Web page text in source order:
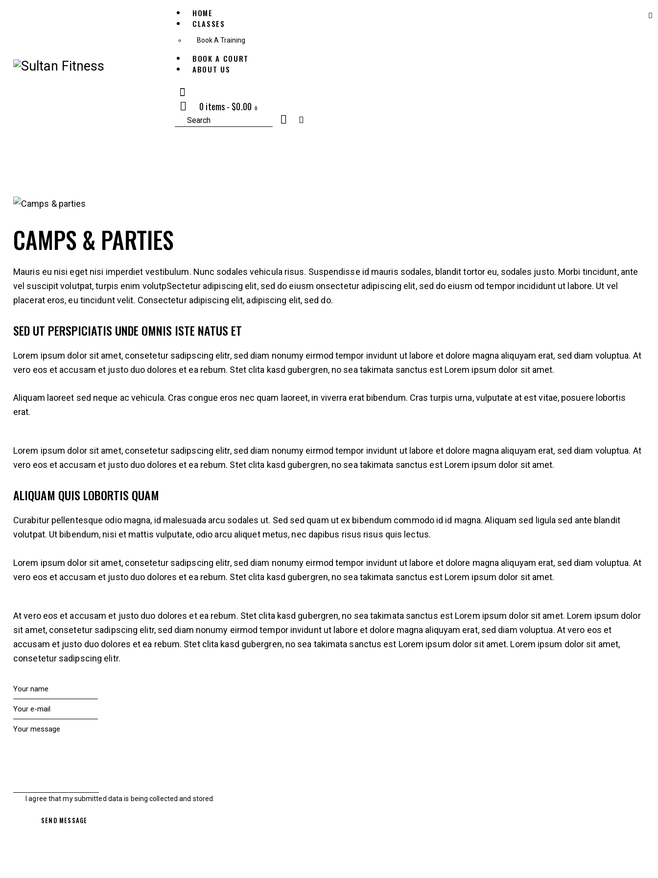
HOME
CLASSES
Book A Training
BOOK A COURT
ABOUT US
0 items- $0.00 0
CAMPS & PARTIES
Mauris eu nisi eget nisi imperdiet vestibulum. Nunc sodales vehicula risus. Suspendisse id mauris sodales, blandit tortor eu, sodales justo. Morbi tincidunt, ante
vel suscipit volutpat, turpis enim volutpSectetur adipiscing elit, sed do eiusm onsectetur adipiscing elit, sed do eiusm od tempor incididunt ut labore. Ut vel
placerat eros, eu tincidunt velit. Consectetur adipiscing elit, adipiscing elit, sed do.
SED UT PERSPICIATIS UNDE OMNIS ISTE NATUS ET
Lorem ipsum dolor sit amet, consetetur sadipscing elitr, sed diam nonumy eirmod tempor invidunt ut labore et dolore magna aliquyam erat, sed diam voluptua. At
vero eos et accusam et justo duo dolores et ea rebum. Stet clita kasd gubergren, no sea takimata sanctus est Lorem ipsum dolor sit amet.
Aliquam laoreet sed neque ac vehicula. Cras congue eros nec quam laoreet, in viverra erat bibendum. Cras turpis urna, vulputate at est vitae, posuere lobortis
erat.
Lorem ipsum dolor sit amet, consetetur sadipscing elitr, sed diam nonumy eirmod tempor invidunt ut labore et dolore magna aliquyam erat, sed diam voluptua. At
vero eos et accusam et justo duo dolores et ea rebum. Stet clita kasd gubergren, no sea takimata sanctus est Lorem ipsum dolor sit amet.
ALIQUAM QUIS LOBORTIS QUAM
Curabitur pellentesque odio magna, id malesuada arcu sodales ut. Sed sed quam ut ex bibendum commodo id id magna. Aliquam sed ligula sed ante blandit
volutpat. Ut bibendum, nisi et mattis vulputate, odio arcu aliquet metus, nec dapibus risus risus quis lectus.
Lorem ipsum dolor sit amet, consetetur sadipscing elitr, sed diam nonumy eirmod tempor invidunt ut labore et dolore magna aliquyam erat, sed diam voluptua. At
vero eos et accusam et justo duo dolores et ea rebum. Stet clita kasd gubergren, no sea takimata sanctus est Lorem ipsum dolor sit amet.
At vero eos et accusam et justo duo dolores et ea rebum. Stet clita kasd gubergren, no sea takimata sanctus est Lorem ipsum dolor sit amet. Lorem ipsum dolor
sit amet, consetetur sadipscing elitr, sed diam nonumy eirmod tempor invidunt ut labore et dolore magna aliquyam erat, sed diam voluptua. At vero eos et
accusam et justo duo dolores et ea rebum. Stet clita kasd gubergren, no sea takimata sanctus est Lorem ipsum dolor sit amet. Lorem ipsum dolor sit amet,
consetetur sadipscing elitr.
I agree that my submitted data is being collected and stored.
SEND MESSAGE